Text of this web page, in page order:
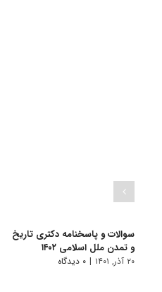
سوالات و پاسخنامه دکتری تاریخ
و تمدن ملل اسلامی ۱۴۰۲
۲۰ آذر, ۱۴۰۱ | ۰ دیدگاه